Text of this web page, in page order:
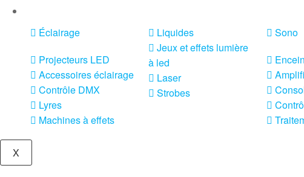
Éclairage
Projecteurs LED
Accessoires éclairage
Contrôle DMX
Lyres
Machines à effets
Liquides
Jeux et effets lumière
à led
Laser
Strobes
Sono
X